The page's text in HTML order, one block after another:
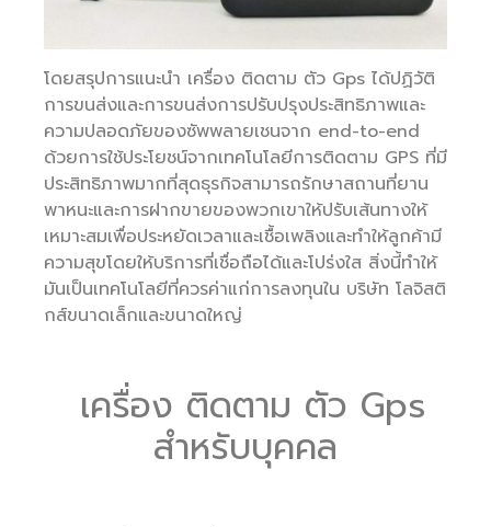
โดยสรุปการแนะนำ เครื่อง ติดตาม ตัว Gps ได้ปฏิวัติ
การขนส่งและการขนส่งการปรับปรุงประสิทธิภาพและ
ความปลอดภัยของซัพพลายเชนจาก end-to-end
ด้วยการใช้ประโยชน์จากเทคโนโลยีการติดตาม GPS ที่มี
ประสิทธิภาพมากที่สุดธุรกิจสามารถรักษาสถานที่ยาน
พาหนะและการฝากขายของพวกเขาให้ปรับเส้นทางให้
เหมาะสมเพื่อประหยัดเวลาและเชื้อเพลิงและทำให้ลูกค้ามี
ความสุขโดยให้บริการที่เชื่อถือได้และโปร่งใส สิ่งนี้ทำให้
มันเป็นเทคโนโลยีที่ควรค่าแก่การลงทุนใน บริษัท โลจิสติ
กส์ขนาดเล็กและขนาดใหญ่
เครื่อง ติดตาม ตัว Gps
สำหรับบุคคล